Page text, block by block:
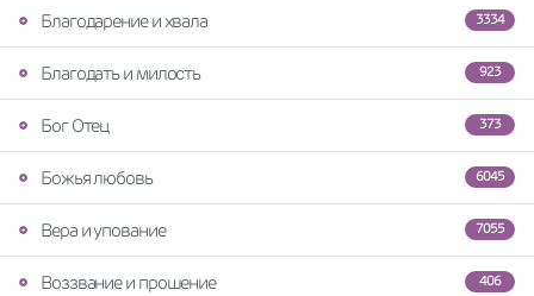
3334
Благодарение и хвала
923
Благодать и милость
373
Бог Отец
6045
Божья любовь
7055
Вера и упование
406
Воззвание и прошение